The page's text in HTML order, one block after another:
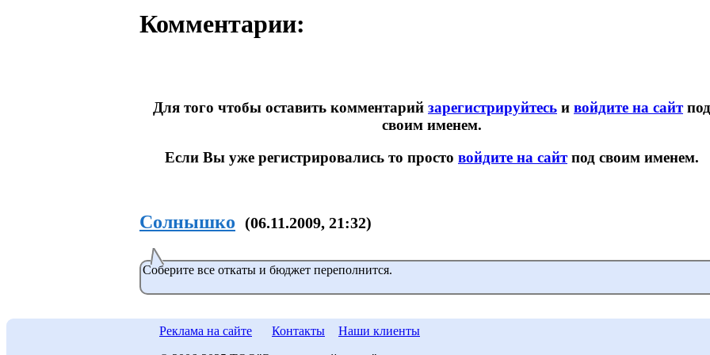
Комментарии:
Для того чтобы оставить комментарий зарегистрируйтесь и войдите на сайтпод
своим именем.
Если Вы уже регистрировались то просто войдите на сайтпод своим именем.
Солнышко (06.11.2009, 21:32)
Соберите все откаты и бюджет переполнится.
Реклама на сайте Контакты Наши клиенты